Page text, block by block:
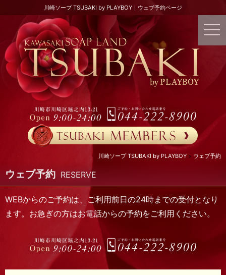
川崎ソープ TSUBAKI by PLAYBOY｜ウェブ予約ページ
川崎ソープ TSUBAKI by PLAYBOY ウェブ予約
ウェブ予約 RESERVE
WEBからのご予約は、ご利用前日の24時までの受付となり
ます。お急ぎの方はお電話からの予約をご利用ください。